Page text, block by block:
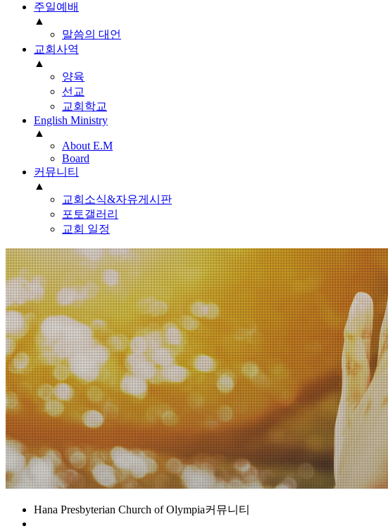
주일예배
▲
말씀의 대언
교회사역
▲
양육
선교
교회학교
English Ministry
▲
About E.M
Board
커뮤니티
▲
교회소식&자유게시판
포토갤러리
교회 일정
Hana Presbyterian Church of Olympia커뮤니티